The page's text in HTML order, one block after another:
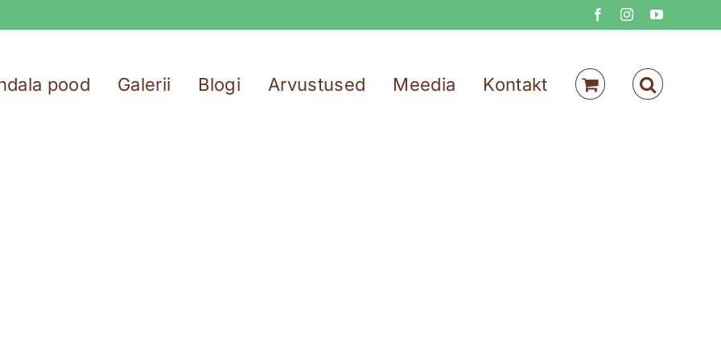
FacebookInstagramYouTube
pood Galerii Blogi Arvustused Meedia Kontakt